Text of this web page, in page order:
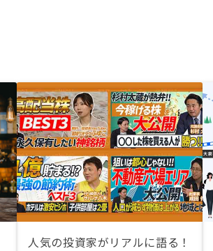
人気の投資家がリアルに語る！